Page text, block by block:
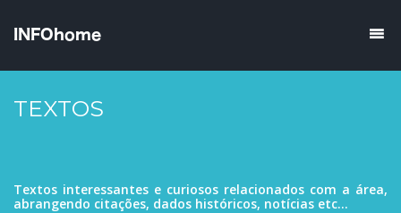
TEXTOS
Textos interessantes e curiosos relacionados com a área,
abrangendo citações, dados históricos, notícias etc...